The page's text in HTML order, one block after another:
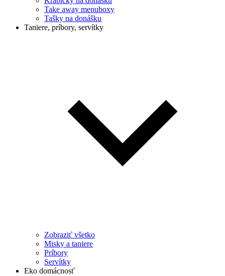
Take away menuboxy
Tašky na donášku
Taniere, príbory, servítky
Zobraziť všetko
Misky a taniere
Príbory
Servítky
Eko domácnosť